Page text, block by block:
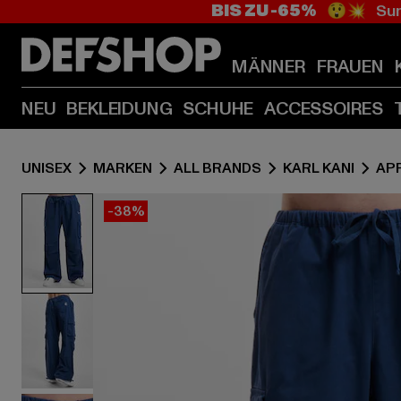
BIS ZU -65% 😲💥
MÄNNER FRAUEN
NEU BEKLEIDUNG SCHUHE ACCESSOIRES
UNISEX MARKEN ALL BRANDS KARL KANI
-38%